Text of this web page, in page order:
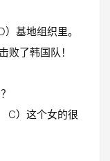
基地组织里。
败了韩国队！
C）这个女的很